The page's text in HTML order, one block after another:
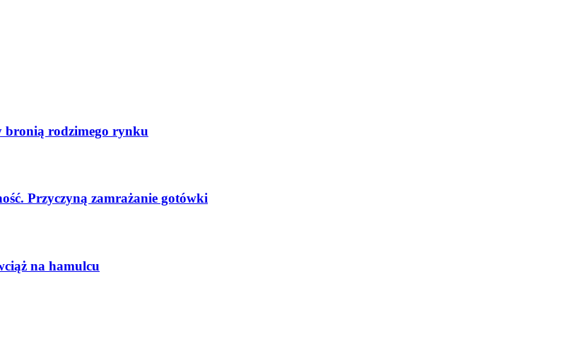
bronią rodzimego rynku
Przyczyną zamrażanie gotówki
na hamulcu